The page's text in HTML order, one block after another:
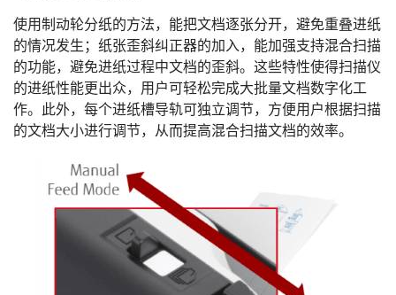
使用制动轮分纸的方法，能把文档逐张分开，避免重叠进纸
的情况发生；纸张歪斜纠正器的加入，能加强支持混合扫描
的功能，避免进纸过程中文档的歪斜。这些特性使得扫描仪
的进纸性能更出众，用户可轻松完成大批量文档数字化工
作。此外，每个进纸槽导轨可独立调节，方便用户根据扫描
的文档大小进行调节，从而提高混合扫描文档的效率。